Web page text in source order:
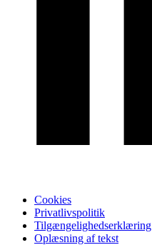
Cookies
Privatlivspolitik
Tilgængelighedserklæring
Oplæsning af tekst